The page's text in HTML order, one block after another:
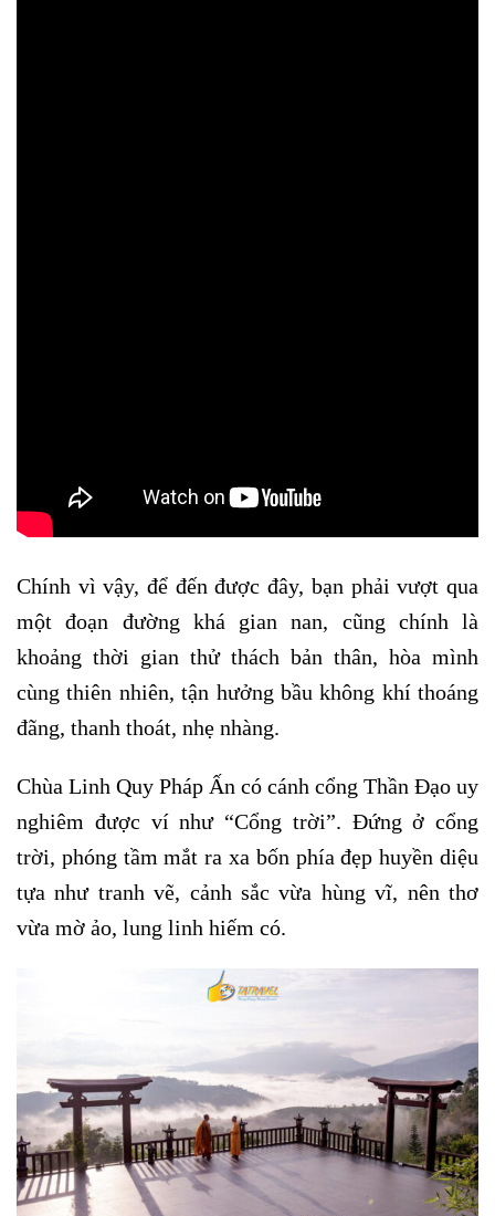
Chính vì vậy, để đến được đây, bạn phải vượt qua
một đoạn đường khá gian nan, cũng chính là
khoảng thời gian thử thách bản thân, hòa mình
cùng thiên nhiên, tận hưởng bầu không khí thoáng
đãng, thanh thoát, nhẹ nhàng.
Chùa Linh Quy Pháp Ấn có cánh cổng Thần Đạo uy
nghiêm được ví như “Cổng trời”. Đứng ở cổng
trời, phóng tầm mắt ra xa bốn phía đẹp huyền diệu
tựa như tranh vẽ, cảnh sắc vừa hùng vĩ, nên thơ
vừa mờ ảo, lung linh hiếm có.